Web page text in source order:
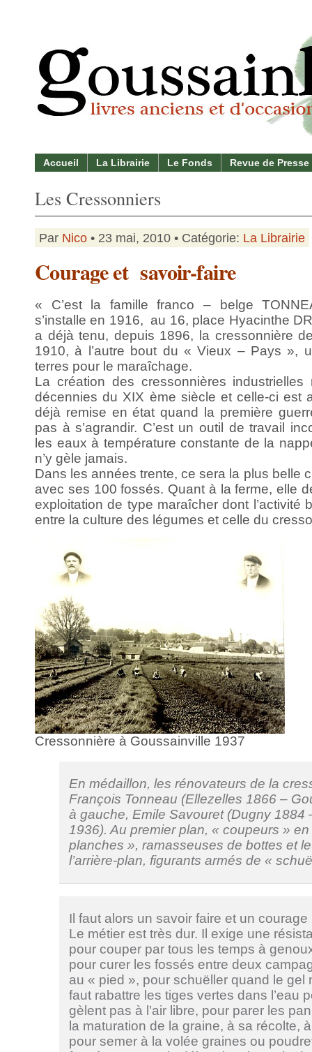
Accueil La Librairie Le Fonds Revue de Presse
Les Cressonniers
Par Nico • 23 mai, 2010 • Catégorie: La Librairie
Courage et savoir-faire
« C’est la famille franco – belge
s’installe en 1916, au 16, place Hyacinthe
a déjà tenu, depuis 1896, la cressonnière
1910, à l’autre bout du « Vieux – Pays »,
terres pour le maraîchage.
La création des cressonnières industrielles
décennies du XIX ème siècle et celle-ci est
déjà remise en état quand la première
pas à s’agrandir. C’est un outil de travail
les eaux à température constante de la
n’y gèle jamais.
Dans les années trente, ce sera la plus belle
avec ses 100 fossés. Quant à la ferme, elle
exploitation de type maraîcher dont l’activité
entre la culture des légumes et celle du
Cressonnière à Goussainville 1937
En médaillon, les rénovateurs de la
François Tonneau (Ellezelles 1866 –
à gauche, Emile Savouret (Dugny 1884
1936). Au premier plan, « coupeurs »
planches », ramasseuses de bottes et
l’arrière-plan, figurants armés de «
Il faut alors un savoir faire et un
Le métier est très dur. Il exige une
pour couper par tous les temps à
pour curer les fossés entre deux
au « pied », pour schuëller quand le gel
faut rabattre les tiges vertes dans l’eau
gèlent pas à l’air libre, pour parer les
la maturation de la graine, à sa récolte,
pour semer à la volée graines ou